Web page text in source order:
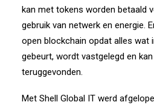
kan met tokens worden betaald
gebruik van netwerk en energie.
open blockchain opdat alles wat
gebeurt, wordt vastgelegd en
teruggevonden.
Met Shell Global IT werd